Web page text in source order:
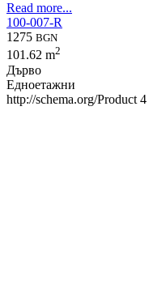
Read more...
100-007-R
1275 BGN
101.62 m2
Дърво
Едноетажни
http://schema.org/Product 4